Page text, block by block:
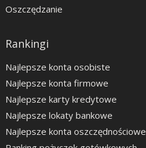
Oszczędzanie
Rankingi
Najlepsze konta osobiste
Najlepsze konta firmowe
Najlepsze karty kredytowe
Najlepsze lokaty bankowe
Najlepsze konta oszczędnościowe